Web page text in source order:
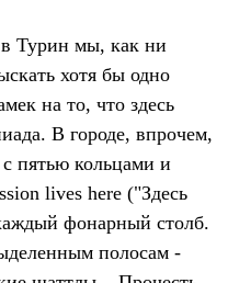
Турин мы, как ни
хотя бы одно
на то, что здесь
В городе, впрочем,
пятью кольцами и
lives here ("Здесь
фонарный столб.
полосам -